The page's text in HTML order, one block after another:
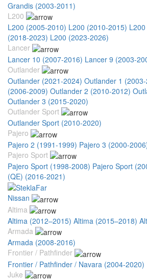
Grandis (2003-2011)
L200
L200 (2005-2010) L200 (2010-2015)
(2018-2023) L200 (2023-2026)
Lancer
Lancer 10 (2007-2016) Lancer 9 (2003-
Outlander
Outlander (2021-2024) Outlander 1
(2006-2009) Outlander 2 (2010-2012)
Outlander 3 (2015-2020)
Outlander Sport
Outlander Sport (2010-2020)
Pajero
Pajero 2 (1991-1999) Pajero 3 (2000-
Pajero Sport
Pajero Sport (1998-2008) Pajero Sport
(QE) (2016-2021)
Nissan
Altima
Altima (2012–2015) Altima (2015–2018)
Armada
Armada (2008-2016)
Frontier / Pathfinder
Frontier / Pathfinder / Navara (2004-2020)
Juke